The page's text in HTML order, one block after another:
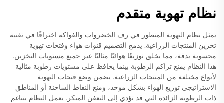
نظام تهوية متقدم
يمثل نظام التهوية المتطور في رف الخضروات والفواكه اختراقًا في تقنية
تخزين المنتجات الزراعية. يدمج التصميم قنوات هواء وفتحات تهوية
محسوبة بدقة، مما يخلق توزيعًا هوائيًا مثاليًا عبر جميع مستويات التخزين.
هذا النظام يمنع تراكم الرطوبة بينما يحافظ على مستويات رطوبة مثالية
لأنواع مختلفة من المنتجات الزراعية. يضمن وضع فتحات التهوية
الاستراتيجي توزيع الهواء بشكل موحد، ومنع النقاط الساخنة أو المناطق
ذات الرطوبة الزائدة التي قد تؤدي إلى التعفن المبكر. يعمل النظام بتناغم